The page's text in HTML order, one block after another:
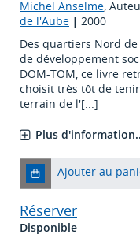
Michel Anselme,
de l'Aube | 2000
Des quartiers Nord
de développement
DOM-TOM, ce livre
choisit très tôt de
terrain de l'[...]
Plus
Ajouter au
Réserver
Disponible